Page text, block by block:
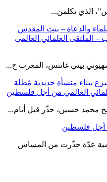
الذي تكلمن...
والدعاة – بيت المقدس
– الملتقى العلمائي العالمي
بيني غانتس، المغرب ح...
ببناء منشأة حديدية مُطلة
العالمي من أجل فلسطين
محمد حسين، حذّر قبل أيام...
أجل فلسطين
عدّة حذّرت من المساس